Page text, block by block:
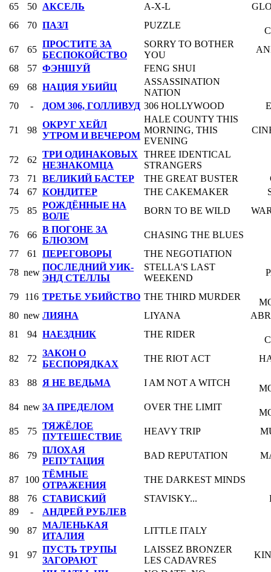
65 50 АКСЕЛЬ A-X-L
66
70 ПАЗЛ PUZZLE
67
65
ПРОСТИТЕ ЗА
БЕСПОКОЙСТВО
SORRY TO BOTHER
YOU
68
57 ФЭНШУЙ
FENG SHUI
69
68 НАЦИЯ УБИЙЦ
ASSASSINATION
NATION
70
- ДОМ 306, ГОЛЛИВУД 306 HOLLYWOOD
71 98
ОКРУГ ХЕЙЛ
УТРОМ И ВЕЧЕРОМ
HALE COUNTY THIS
MORNING, THIS
EVENING
72 62
ТРИ ОДИНАКОВЫХ
НЕЗНАКОМЦА
THREE IDENTICAL
STRANGERS
73
71 ВЕЛИКИЙ БАСТЕР THE GREAT BUSTER
74
67 КОНДИТЕР THE CAKEMAKER
75
85
РОЖДЁННЫЕ НА
ВОЛЕ
BORN TO BE WILD
76 66
В ПОГОНЕ ЗА
БЛЮЗОМ
CHASING THE BLUES
77
61 ПЕРЕГОВОРЫ
THE NEGOTIATION
78 new
ПОСЛЕДНИЙ УИК-
ЭНД СТЕЛЛЫ
STELLA'S LAST
WEEKEND
79 116 ТРЕТЬЕ УБИЙСТВО THE THIRD MURDER
80 new ЛИЯНА LIYANA
81
94 НАЕЗДНИК THE RIDER
82
72
ЗАКОН О
БЕСПОРЯДКАХ
THE RIOT ACT
83 88 Я НЕ ВЕДЬМА I AM NOT A WITCH
84 new ЗА ПРЕДЕЛОМ OVER THE LIMIT
85
75
ТЯЖЁЛОЕ
ПУТЕШЕСТВИЕ
HEAVY TRIP
86 79
ПЛОХАЯ
РЕПУТАЦИЯ
BAD REPUTATION
87 100
ТЁМНЫЕ
ОТРАЖЕНИЯ
THE DARKEST MINDS
88
76 СТАВИСКИЙ STAVISKY...
89
-
АНДРЕЙ РУБЛЕВ
90
87
МАЛЕНЬКАЯ
ИТАЛИЯ
LITTLE ITALY
91 97
ПУСТЬ ТРУПЫ
ЗАГОРАЮТ
LAISSEZ BRONZER
LES CADAVRES